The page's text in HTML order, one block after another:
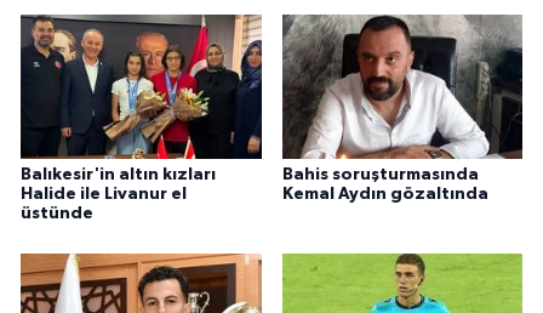
Balıkesir'in altın kızları
Halide ile Livanur el
üstünde
Bahis soruşturmasında
Kemal Aydın gözaltında